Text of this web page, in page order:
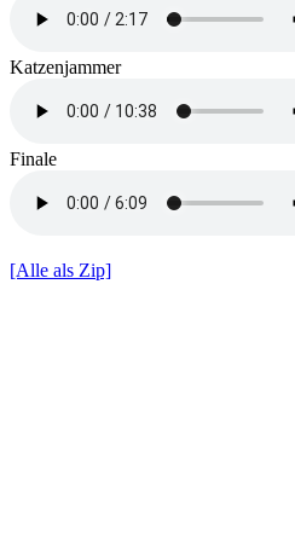
Katzenjammer
Finale
[Alle als Zip]